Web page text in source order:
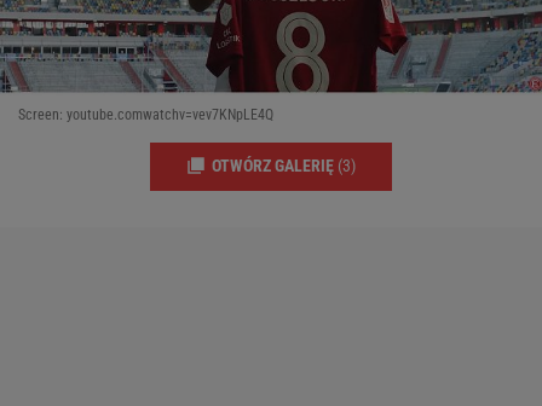
Screen: youtube.comwatchv=vev7KNpLE4Q
OTWÓRZ GALERIĘ (3)